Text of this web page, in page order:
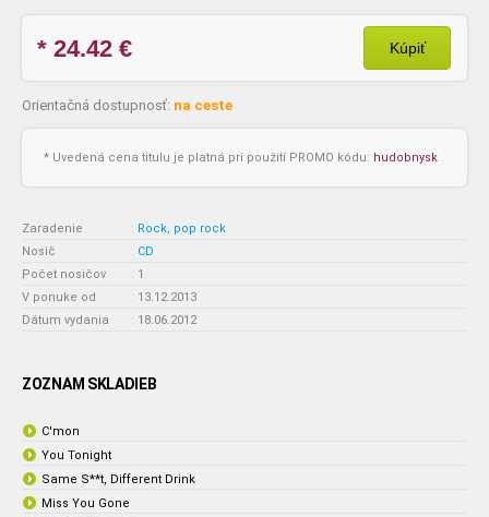
* 24.42 € Kúpiť
Orientačná dostupnosť: na ceste
* Uvedená cena titulu je platná pri použití PROMO kódu: hudobnysk
Zaradenie : Rock, pop rock
Nosič
: CD
Počet nosičov
: 1
V ponuke od
: 13.12.2013
Dátum vydania
: 18.06.2012
ZOZNAM SKLADIEB
C'mon
You Tonight
Same S**t, Different Drink
Miss You Gone